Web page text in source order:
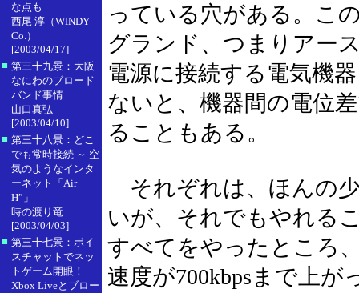
な点も
西尾 淳（WINDY
Co.）
[2003/04/17]
■ 第三十九景：大阪
なにわのブロード
バンド事情
山口真弘
[2003/04/10]
■ 第三十八景：どこ
でも常時接続 ～ 空
気のようなインタ
ーネット「Air
H”」
時の渡り竜
[2003/04/03]
■ 第三十七景：ボイ
スチャットでネッ
トゲーム開眼！
Xbox Liveとブロー
っている穴がある。こ
グランド、つまりアー
電源に接続する電気機
ないと、機器間の電位
ることもある。
それぞれは、ほんの
いが、それでもやれる
すべてをやったところ
速度が700kbpsまで上